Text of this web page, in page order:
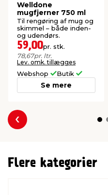
Welldone
mugfjerner 750 ml
Til rengøring af mug og
skimmel – både inden-
og udendørs.
59,00pr. stk.
78,67pr. ltr.
Lev. omk. tillægges
Webshop Butik
Se mere
Forrige
Flere kategorier